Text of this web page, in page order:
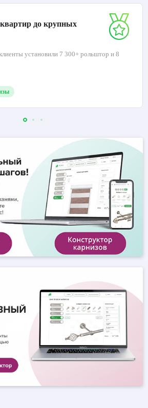
до крупных
установили 7 300+ рольштор и 8